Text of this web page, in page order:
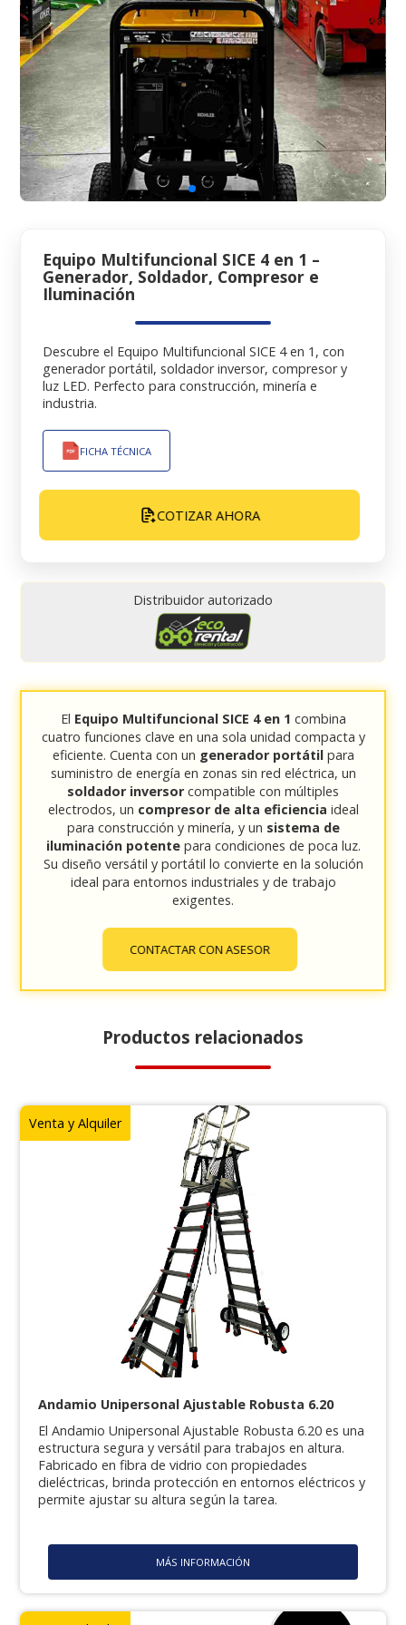
Equipo Multifuncional SICE 4 en 1 –
Generador, Soldador, Compresor e
Iluminación
Descubre el Equipo Multifuncional SICE 4 en 1, con
generador portátil, soldador inversor, compresor y
luz LED. Perfecto para construcción, minería e
industria.
FICHA TÉCNICA
COTIZAR AHORA
Distribuidor autorizado
El Equipo Multifuncional SICE 4 en 1 combina
cuatro funciones clave en una sola unidad compacta y
eficiente. Cuenta con un generador portátilpara
suministro de energía en zonas sin red eléctrica, un
soldador inversor compatible con múltiples
electrodos, un compresor de alta eficiencia ideal
para construcción y minería, y un sistema de
iluminación potentepara condiciones de poca luz.
Su diseño versátil y portátil lo convierte en la solución
ideal para entornos industriales y de trabajo
exigentes.
CONTACTAR CON ASESOR
Productos relacionados
Venta y Alquiler
Andamio Unipersonal Ajustable Robusta 6.20
El Andamio Unipersonal Ajustable Robusta 6.20 es una
estructura segura y versátil para trabajos en altura.
Fabricado en fibra de vidrio con propiedades
dieléctricas, brinda protección en entornos eléctricos y
permite ajustar su altura según la tarea.
MÁS INFORMACIÓN